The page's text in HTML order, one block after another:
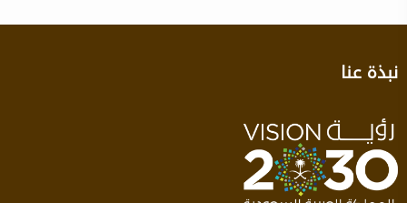
نبذة عنا